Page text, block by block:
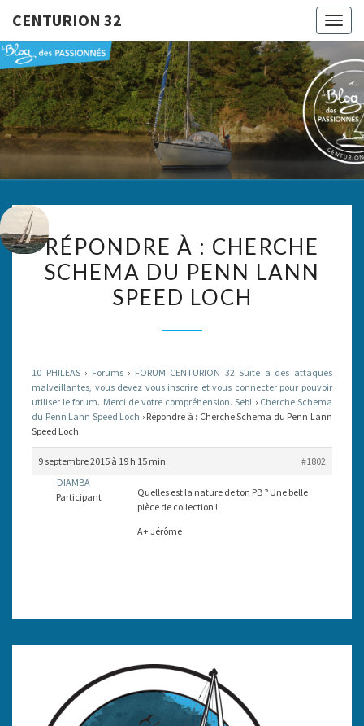
CENTURION 32
32
Le Blog
Des
Passionnés
À :
CHERCHE
SCHEMA
SPEED
LOCH
RÉPONDRE À : CHERCHE
SCHEMA DU PENN LANN
SPEED LOCH
10 PHILEAS › Forums › FORUM CENTURION 32 Suite a des attaques
malveillantes, vous devez vous inscrire et vous connecter pour pouvoir
utiliser le forum. Merci de votre compréhension. Seb! › Cherche Schema
du Penn Lann Speed Loch › Répondre à : Cherche Schema du Penn Lann
Speed Loch
9 septembre 2015 à 19 h 15 min
#1802
DIAMBA
Participant
Quelles est la nature de ton PB ? Une belle
pièce de collection !
A+ Jérôme